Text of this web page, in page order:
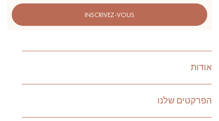
INSCRIVEZ-VOUS
אודות
הפרקטים שלנו